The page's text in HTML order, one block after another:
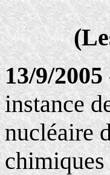
13/9/
instance
nucléaire